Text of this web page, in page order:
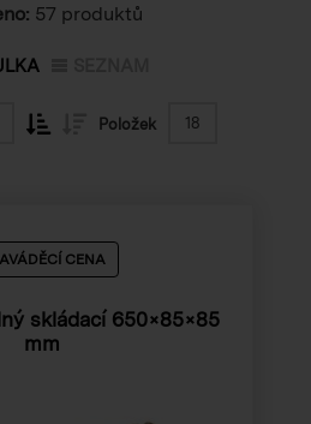
57 produktů
Položek 18
CENA
skládací 650×85×85
mm